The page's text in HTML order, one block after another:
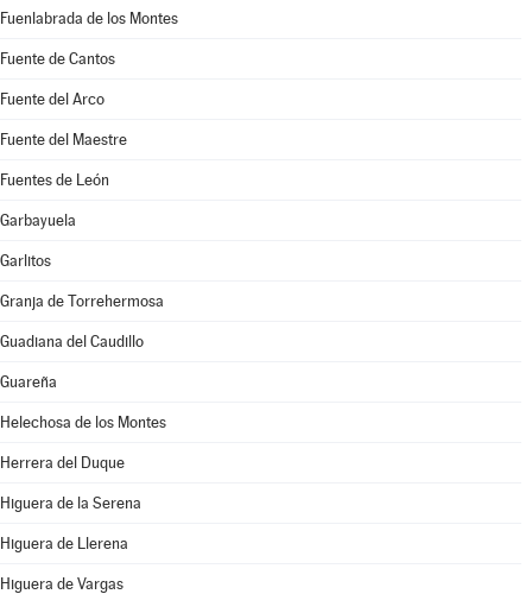
Fuenlabrada de los Montes
Fuente de Cantos
Fuente del Arco
Fuente del Maestre
Fuentes de León
Garbayuela
Garlitos
Granja de Torrehermosa
Guadiana del Caudillo
Guareña
Helechosa de los Montes
Herrera del Duque
Higuera de la Serena
Higuera de Llerena
Higuera de Vargas